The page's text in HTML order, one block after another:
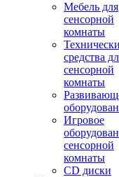
Мебель для
сенсорной
комнаты
средства
сенсорной
комнаты
Игровое
сенсорной
комнаты
CD диски